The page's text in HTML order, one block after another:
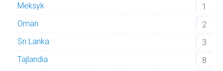
Meksyk
1
Oman
2
Sri Lanka
3
Tajlandia
8